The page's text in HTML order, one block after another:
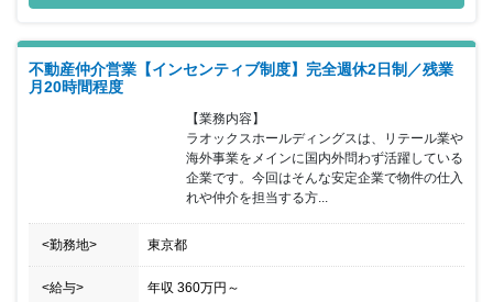
ンバウンドビジネスモデルで、月間1,000名以上の資産運用セミナ
契約が可能となっており、頑張って出した結果はインセンティブで
給与に反映されるなど評価される環境が魅力的です。 同社は、
2016年11月に設立後『不動産×new standard』を軸に事業展開して
おります。現在は資産運用向け不動産コンサルを中心とし、マンス
リー事業、自社ブランドマンション開発の計画など、様々な事業を
創ってきました。2019年39億、2020年68億、2021年97億円、そ
して今期は150億円売上見込と、コロナ禍に一切影響しないビジネ
スモデルで成長を続けています。
不動産仲介営業【インセンティブ制度】完全週休2日制／残業
月20時間程度
【業務内容】
ラオックスホールディングスは、リテール業や
海外事業をメインに国内外問わず活躍している
企業です。今回はそんな安定企業で物件の仕入
れや仲介を担当する方...
<勤務地> 東京都
<給与> 年収 360万円 ～